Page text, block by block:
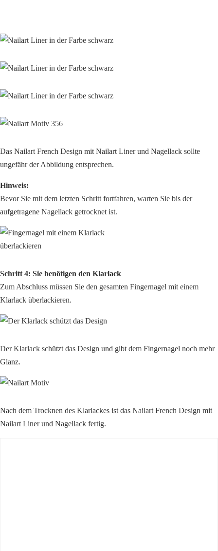
Das Nailart French Design mit Nailart Liner und Nagellack sollte
ungefähr der Abbildung entsprechen.
Hinweis:
Bevor Sie mit dem letzten Schritt fortfahren, warten Sie bis der
aufgetragene Nagellack getrocknet ist.
Schritt 4: Sie benötigen den Klarlack
Zum Abschluss müssen Sie den gesamten Fingernagel mit einem
Klarlack überlackieren.
Der Klarlack schützt das Design und gibt dem Fingernagel noch mehr
Glanz.
Nach dem Trocknen des Klarlackes ist das Nailart French Design mit
Nailart Liner und Nagellack fertig.